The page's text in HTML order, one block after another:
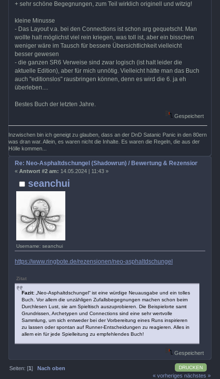
+ sehr schöne Begegnungen, zum Teil wirklich originell und witzig!
kleine Minusse
- Das Layout v.a. bei den Connections ist schon arg gequetscht. Man
wollte halt möglichst viel rein kriegen, was toll ist, aber ein bisschen
weniger wäre im Tausch für bessere Übersichtlichkeit vielleicht
besser gewesen
- die ganzen SR6 Verweise sind zwar logisch (ist halt leider die
aktuelle Edition), aber für mich unnötig. Vielleicht hätte man das Buch
auch "editionslos" rausbringen können, denn es wird die 6. ja eh
überleben....
Bestes Buch der letzten Jahre.
Gespeichert
Inzwischen bin ich geneigt zu glauben, dass an der DnD Satanic Panic in den 80ern
was dran war. Allein, es waren nicht die Inhalte. Es waren die Regeln, die aus der
Hölle kommen...
seanchui
Username: seanchui
Re: Neo-Asphaltdschungel (Shadowrun) / Bewertung & Rezensionen
« Antwort #2 am: 14.05.2024 | 11:43 »
https://www.ringbote.de/rezensionen/neo-asphaltdschungel
Zitat
Fazit:„Neo-Asphaltdschungel“ ist eine würdige Neuausgabe und ein tolles
Buch. Vor allem die unzähligen Zufallsbegegnungen machen schon beim
Durchlesen Lust, sie am Spieltisch auszuprobieren. Die Beispielorte samt
Grundrissen, Archetypen und Connections sind eine sehr wertvolle
Sammlung, um sich entweder bei der Vorbereitung eines Runs inspirieren
zu lassen oder spontan auf Runner-Entscheidungen zu reagieren. Alles in
allem ein für jede Spielleitung zu empfehlendes Buch!
Gespeichert
DRUCKEN
Seiten: [1]Nach oben
« vorheriges nächstes »